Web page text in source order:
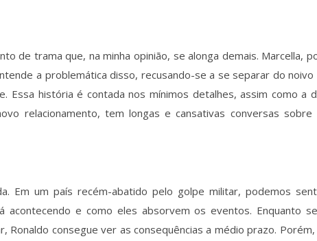
de trama que, na minha opinião, se alonga demais. Marcella,
a problemática disso, recusando-se a se separar do noivo
Essa história é contada nos mínimos detalhes, assim como a
relacionamento, tem longas e cansativas conversas sobre
Em um país recém-abatido pelo golpe militar, podemos
e como eles absorvem os eventos. Enquanto
Ronaldo consegue ver as consequências a médio prazo. Porém,